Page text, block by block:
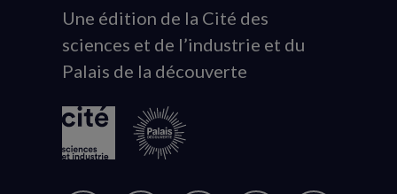
Animation
du
logo
Une édition de la Cité des
sciences et de l’industrie et du
Palais de la découverte